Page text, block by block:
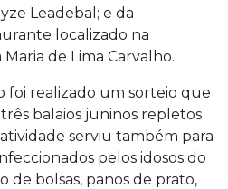
Leadebal; e da
localizado na
de Lima Carvalho.
foi realizado um sorteio que
balaios juninos repletos
serviu também para
pelos idosos do
de bolsas, panos de prato,